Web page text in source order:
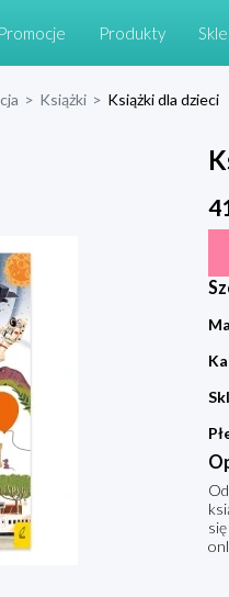
Promocje Produkty
> Książki > Książki dla dzieci